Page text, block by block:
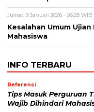
Jumat, 9 Januari 2026 - 06:28 WIB
Kesalahan Umum
Mahasiswa
INFO TERBARU
Referensi
Tips Masuk Perguruan
Wajib Dihindari